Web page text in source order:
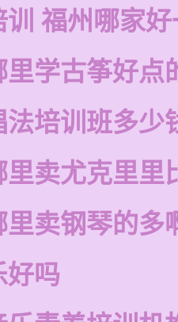
训 福州哪家
里学古筝好点
法培训班多少
里卖尤克里里
里卖钢琴的多
好吗